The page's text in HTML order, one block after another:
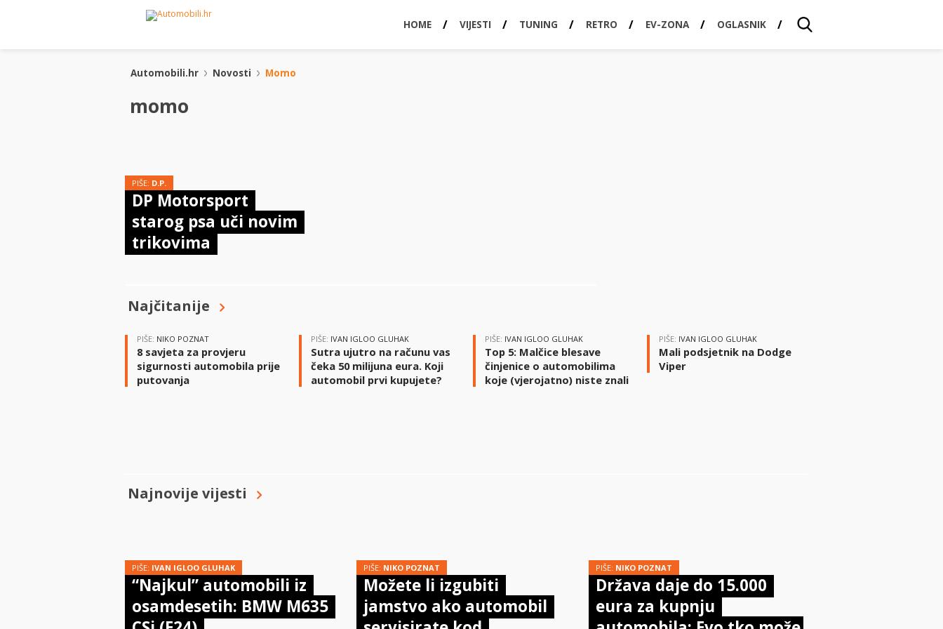
HOME VIJESTI TUNING RETRO EV-ZONA OGLASNIK
Automobili.hr Novosti Momo
momo
PIŠE: D.P.
DP Motorsport
starog psa uči novim
trikovima
Najčitanije
PIŠE: NIKO POZNAT
8 savjeta za provjeru
sigurnosti automobila prije
putovanja
PIŠE: IVAN IGLOO GLUHAK
Sutra ujutro na računu vas
čeka 50 milijuna eura. Koji
automobil prvi kupujete?
PIŠE: IVAN IGLOO GLUHAK
Top 5: Malčice blesave
činjenice o automobilima
koje (vjerojatno) niste znali
PIŠE: IVAN IGLOO GLUHAK
Mali podsjetnik na Dodge
Viper
Najnovije vijesti
PIŠE: IVAN IGLOO GLUHAK
“Najkul” automobili iz
osamdesetih: BMW M635
PIŠE: NIKO POZNAT
Možete li izgubiti
jamstvo ako automobil
PIŠE: NIKO POZNAT
Država daje do 15.000
eura za kupnju